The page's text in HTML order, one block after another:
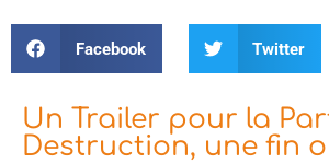
Facebook Twitter
Un Trailer pour la
Destruction, une fin